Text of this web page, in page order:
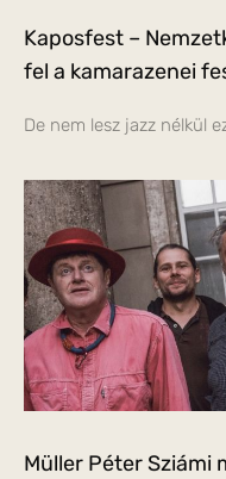
Kaposfest –
fel a kamarazenei
De nem lesz jazz nélkül
Müller Péter Sziámi